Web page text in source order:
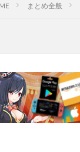
まとめ全般